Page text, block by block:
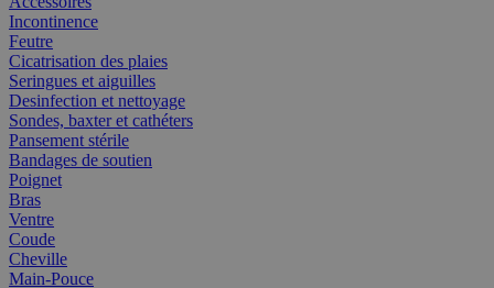
Incontinence
Feutre
Cicatrisation des plaies
Seringues et aiguilles
Desinfection et nettoyage
Sondes, baxter et cathéters
Pansement stérile
Bandages de soutien
Poignet
Bras
Ventre
Coude
Cheville
Main-Pouce